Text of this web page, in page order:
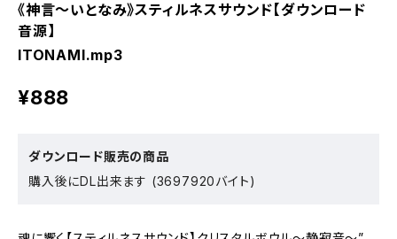
《神言～いとなみ》スティルネスサウンド【ダウンロード
音源】
ITONAMI.mp3
¥888
ダウンロード販売の商品
購入後にDL出来ます (3697920バイト)